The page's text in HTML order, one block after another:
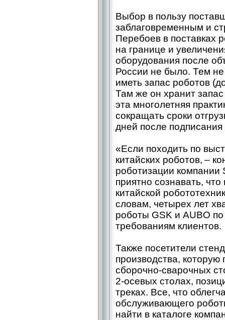
Выбор в пользу
заблаговременным и
Перебоев в поставках
на границе и
оборудования после
России не было. Тем не
иметь запас роботов
Там же он хранит
эта многолетняя
сокращать сроки
дней после подписания
«Если походить по
китайских роботов, –
роботизации
приятно сознавать,
китайской
словам, четырех лет
роботы GSK и AUBO
требова­ниям клиентов.
Также посетители
производства, которую
сборочно-­сварочных
2‑осевых столах,
треках. Все, что
обслуживающего
найти в каталоге